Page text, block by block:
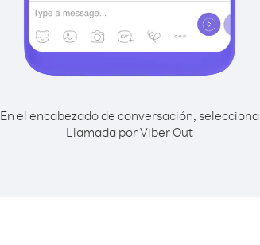
En el encabezado de conversación, selecciona
Llamada por Viber Out